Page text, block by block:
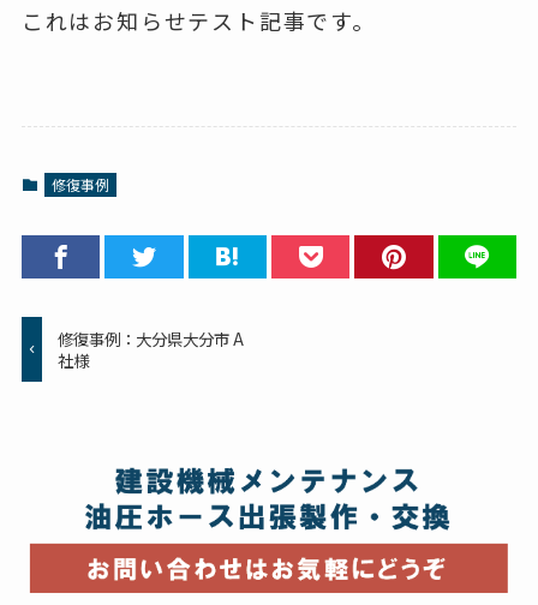
これはお知らせテスト記事です。
修復事例
修復事例：大分県大分市 A
社様